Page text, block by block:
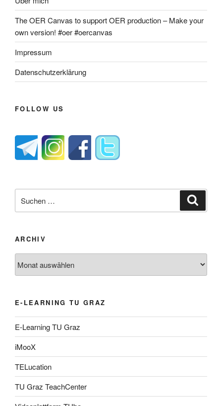
The OER Canvas to support OER production – Make your
own version! #oer #oercanvas
Impressum
Datenschutzerklärung
FOLLOW US
nach:
ARCHIV
E-LEARNING TU GRAZ
E-Learning TU Graz
iMooX
TELucation
TU Graz TeachCenter